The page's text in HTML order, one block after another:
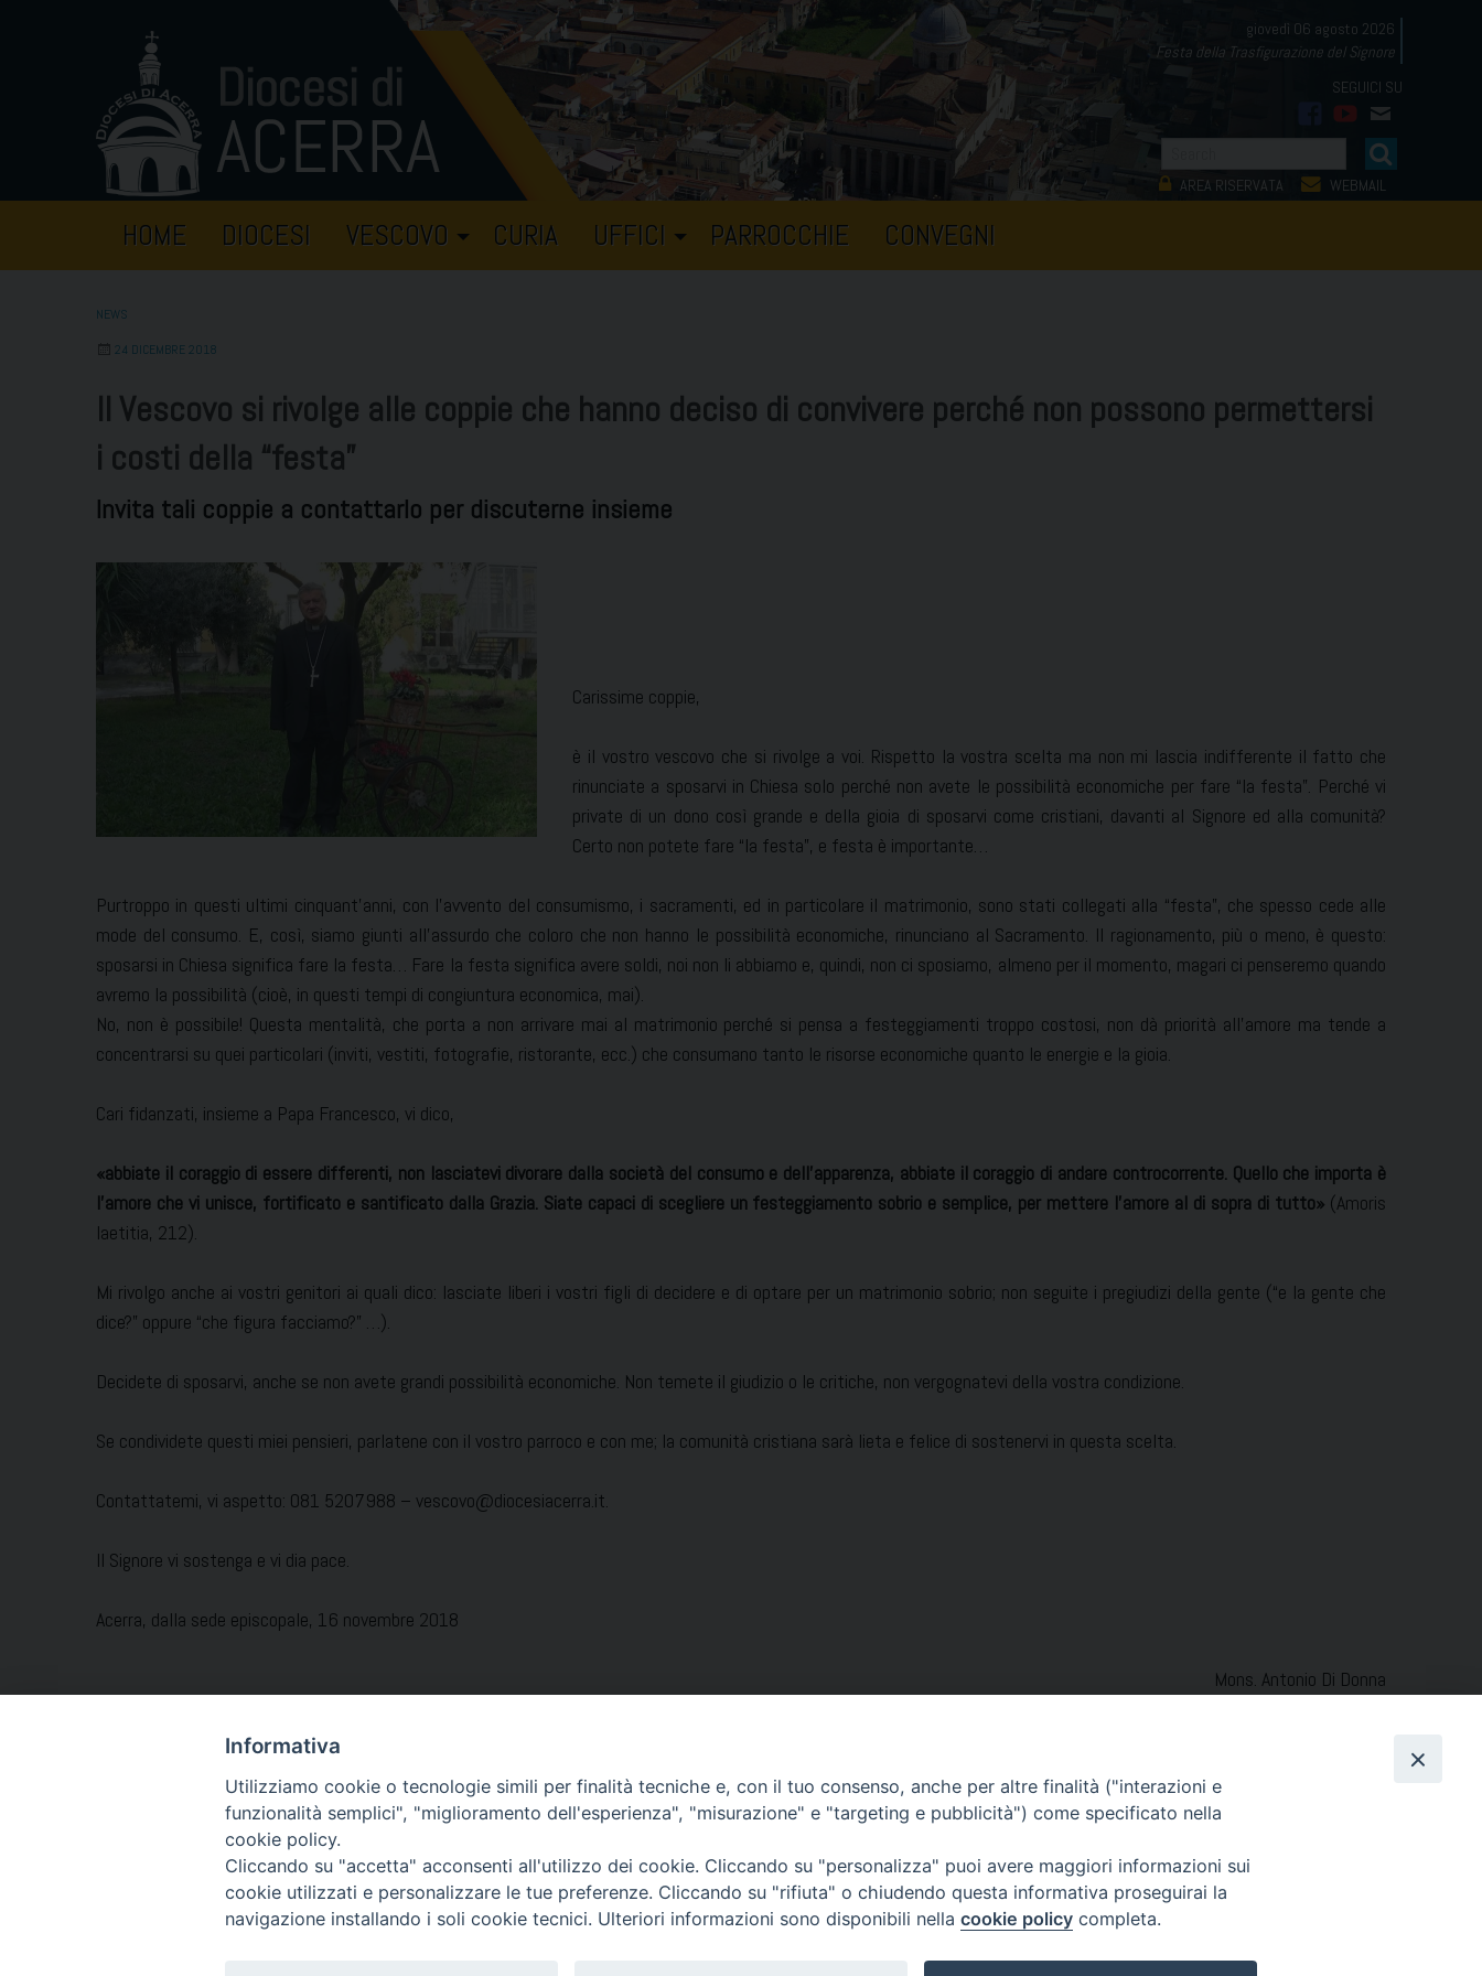
giovedì 06 agosto 2026
Festa della Trasfigurazione del Signore
facebook
youtube
mail
AREA RISERVATA WEBMAIL
HOME DIOCESI VESCOVO CURIA UFFICI PARROCCHIE CONVEGNI
NEWS
24 DICEMBRE 2018
Il Vescovo si rivolge alle coppie che hanno deciso di convivere perché non possono permettersi
i costi della “festa”
Invita tali coppie a contattarlo per discuterne insieme
Carissime coppie,
è il vostro vescovo che si rivolge a voi. Rispetto la vostra scelta ma non mi lascia indifferente il fatto che
rinunciate a sposarvi in Chiesa solo perché non avete le possibilità economiche per fare “la festa”. Perché vi
private di un dono così grande e della gioia di sposarvi come cristiani, davanti al Signore ed alla comunità?
Certo non potete fare “la festa”, e festa è importante…
Purtroppo in questi ultimi cinquant’anni, con l’avvento del consumismo, i sacramenti, ed in particolare il matrimonio, sono stati collegati alla “festa”, che spesso cede alle
mode del consumo. E, così, siamo giunti all’assurdo che coloro che non hanno le possibilità economiche, rinunciano al Sacramento. Il ragionamento, più o meno, è questo:
sposarsi in Chiesa significa fare la festa… Fare la festa significa avere soldi, noi non li abbiamo e, quindi, non ci sposiamo, almeno per il momento, magari ci penseremo quando
avremo la possibilità (cioè, in questi tempi di congiuntura economica, mai).
No, non è possibile! Questa mentalità, che porta a non arrivare mai al matrimonio perché si pensa a festeggiamenti troppo costosi, non dà priorità all’amore ma tende a
concentrarsi su quei particolari (inviti, vestiti, fotografie, ristorante, ecc.) che consumano tanto le risorse economiche quanto le energie e la gioia.
Cari fidanzati, insieme a Papa Francesco, vi dico,
«abbiate il coraggio di essere differenti, non lasciatevi divorare dalla società del consumo e dell’apparenza, abbiate il coraggio di andare controcorrente. Quello che importa è
l’amore che vi unisce, fortificato e santificato dalla Grazia. Siate capaci di scegliere un festeggiamento sobrio e semplice, per mettere l’amore al di sopra di tutto» (Amoris
laetitia, 212).
Mi rivolgo anche ai vostri genitori ai quali dico: lasciate liberi i vostri figli di decidere e di optare per un matrimonio sobrio; non seguite i pregiudizi della gente (“e la gente che
dice?” oppure “che figura facciamo?” …).
Decidete di sposarvi, anche se non avete grandi possibilità economiche. Non temete il giudizio o le critiche, non vergognatevi della vostra condizione.
Se condividete questi miei pensieri, parlatene con il vostro parroco e con me; la comunità cristiana sarà lieta e felice di sostenervi in questa scelta.
Contattatemi, vi aspetto: 081 5207988 – vescovo@diocesiacerra.it.
Il Signore vi sostenga e vi dia pace.
Acerra, dalla sede episcopale, 16 novembre 2018
Mons. Antonio Di Donna
Condividi…
199_CoppieConviventi
Informativa
Utilizziamo cookie o tecnologie simili per finalità tecniche e, con il tuo consenso, anche per altre finalità ("interazioni e
funzionalità semplici", "miglioramento dell'esperienza", "misurazione" e "targeting e pubblicità") come specificato nella
cookie policy.
Cliccando su "accetta" acconsenti all'utilizzo dei cookie. Cliccando su "personalizza" puoi avere maggiori informazioni sui
cookie utilizzati e personalizzare le tue preferenze. Cliccando su "rifiuta" o chiudendo questa informativa proseguirai la
navigazione installando i soli cookie tecnici. Ulteriori informazioni sono disponibili nella cookie policy completa.